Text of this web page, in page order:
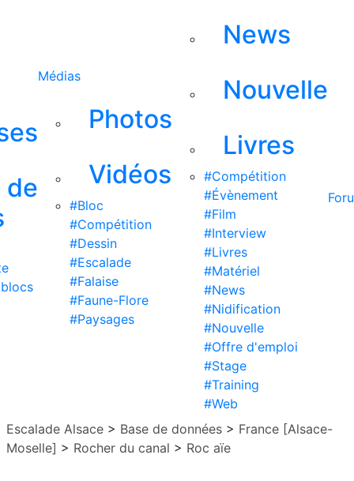
de
Médias
Photos
Vidéos
#Bloc
#Compétition
#Dessin
#Escalade
#Falaise
#Faune-Flore
#Paysages
News
Nouvelle
Livres
#Compétition
#Évènement
#Film
#Interview
#Livres
#Matériel
#News
#Nidification
#Nouvelle
#Offre d'emploi
#Stage
#Training
#Web
Escalade Alsace > Base de données > France [Alsace-
Moselle] > Rocher du canal > Roc aïe